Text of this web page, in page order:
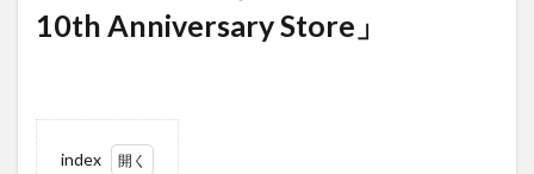
10th Anniversary Store」
index